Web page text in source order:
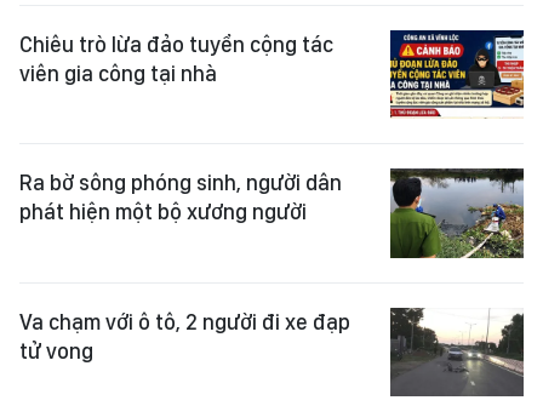
Chiêu trò lừa đảo tuyển cộng tác
viên gia công tại nhà
Ra bờ sông phóng sinh, người dân
phát hiện một bộ xương người
Va chạm với ô tô, 2 người đi xe đạp
tử vong